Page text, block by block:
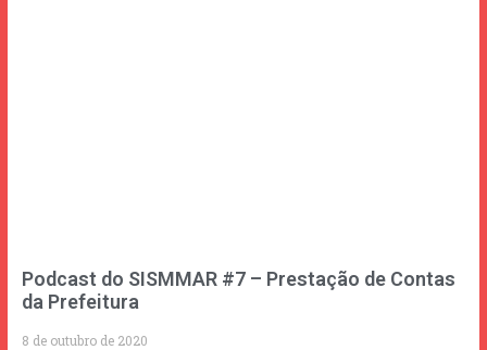
Podcast do SISMMAR #7 – Prestação de Contas
da Prefeitura
8 de outubro de 2020